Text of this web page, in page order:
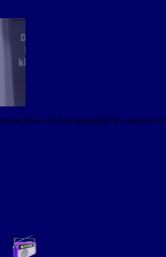
haben wir NAG gegründet? Was machen